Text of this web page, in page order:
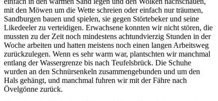
mit den Möwen um die Wette schreien oder einfach nur träumen,
Sandburgen bauen und spielen, sie gegen Störtebeker und seine
Likedeeler zu verteidigen. Erwachsene konnten wir nicht stören, die
mussten zu der Zeit noch mindestens achtundvierzig Stunden in der
Woche arbeiten und hatten meistens noch einen langen Arbeitsweg
zurückzulegen. Wenn es sehr warm war, plantschten wir manchmal
entlang der Wassergrenze bis nach Teufelsbrück. Die Schuhe
wurden an den Schnürsenkeln zusammengebunden und um den
Hals gehängt, und manchmal fuhren wir mit der Fähre nach
Övelgönne zurück.